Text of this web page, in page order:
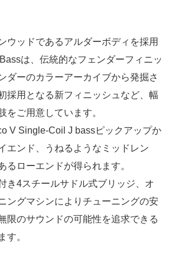
ウッドであるアルダーボディを採用
は、伝統的なフェンダーフィニッ
ダーのカラーアーカイブから発掘さ
採用となる新フィニッシュなど、幅
をご用意しています。
V Single-Coil J bassピックアップか
エンド、うねるようなミッドレン
るローエンドが得られます。
き4スチールサドル式ブリッジ、オ
ングマシンによりチューニングの安
限のサウンドの可能性を追求できる
す。